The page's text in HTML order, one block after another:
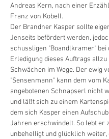
Andreas Kern, nach einer
Franz von Kobell.
Der Brandner Kasper sollte
Jenseits befördert werden,
schussligen "Boandlkramer" bei
Erledigung dieses Auftrags
Schwächen im Wege. Der ewig
"Sensenmann" kann dem vom
angebotenen Schnapserl nicht
und läßt sich zu einem
dem sich Kasper einen
Jahren erschwindelt. So lebt er
unbehelligt und glücklich weiter,